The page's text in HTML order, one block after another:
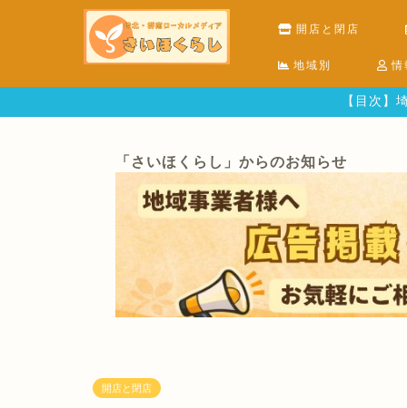
開店と閉店
地域別 情
【目次】
「さいほくらし」からのお知らせ
開店と閉店